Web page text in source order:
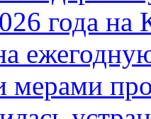
года на